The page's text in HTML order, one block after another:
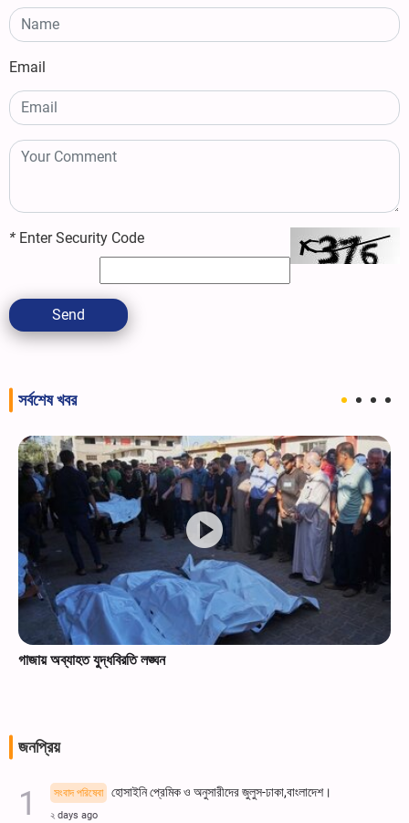
Email
* Enter Security Code
Send
সর্বশেষ খবর
গাজায় অব্যাহত যুদ্ধবিরতি লঙ্ঘন
জনপ্রিয়
সংবাদ পরিষেবা হোসাইনি প্রেমিক ও অনুসারীদের জুলুস-ঢাকা,বাংলাদেশ।
২ days ago